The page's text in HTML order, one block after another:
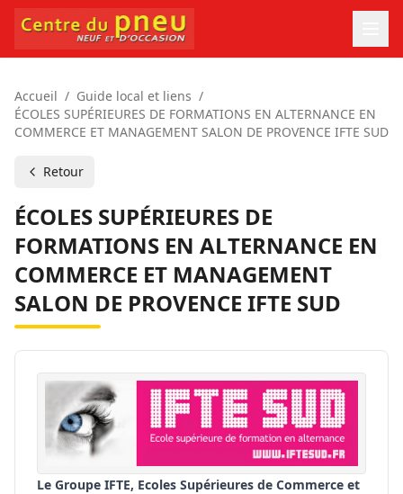
Accueil / Guide local et liens /
ÉCOLES SUPÉRIEURES DE FORMATIONS EN ALTERNANCE EN
COMMERCE ET MANAGEMENT SALON DE PROVENCE IFTE SUD
Retour
ÉCOLES SUPÉRIEURES DE
FORMATIONS EN ALTERNANCE EN
COMMERCE ET MANAGEMENT
SALON DE PROVENCE IFTE SUD
Le Groupe IFTE, Ecoles Supérieures de Commerce et